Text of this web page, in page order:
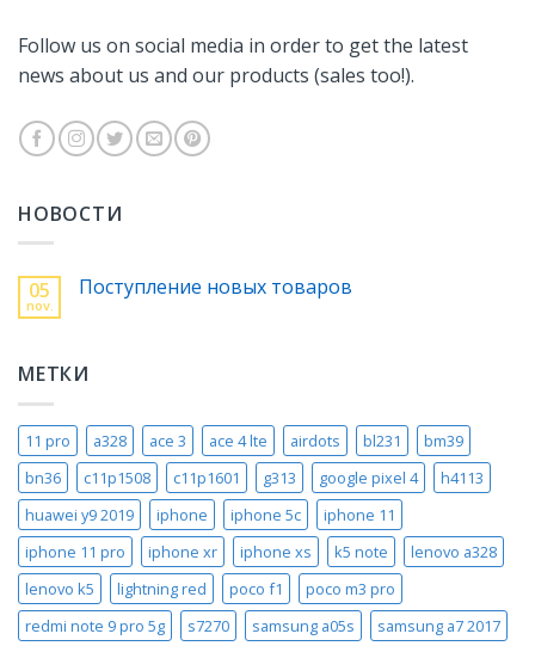
Follow us on social media in order to get the latest
news about us and our products (sales too!).
НОВОСТИ
05
nov.
Поступление новых товаров
МЕТКИ
11 pro a328 ace 3 ace 4 lte airdots bl231
bm39
bn36
c11p1508 c11p1601 g313 google pixel 4
h4113
huawei y9 2019
iphone iphone 5c
iphone 11
iphone 11 pro
iphone xr iphone xs k5 note
lenovo a328
lenovo k5
lightning red poco f1
poco m3 pro
redmi note 9 pro 5g
s7270 samsung a05s samsung a7 2017